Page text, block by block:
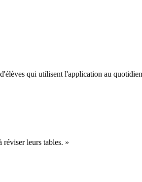
qui utilisent l'application au
réviser leurs tables. »